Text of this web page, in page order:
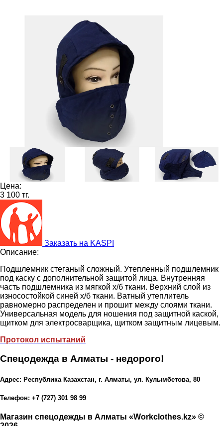
Цена:
3 100 тг.
Заказать на KASPI
Описание:
Подшлемник стеганый сложный. Утепленный подшлемник
под каску с дополнительной защитой лица. Внутренняя
часть подшлемника из мягкой х/б ткани. Верхний слой из
износостойкой синей х/б ткани. Ватный утеплитель
равномерно распределен и прошит между слоями ткани.
Универсальная модель для ношения под защитной каской,
щитком для электросварщика, щитком защитным лицевым.
Протокол испытаний
Спецодежда в Алматы - недорого!
Адрес: Республика Казахстан, г. Алматы, ул. Кулымбетова, 80
Телефон: +7 (727) 301 98 99
Магазин спецодежды в Алматы «Workclothes.kz» ©